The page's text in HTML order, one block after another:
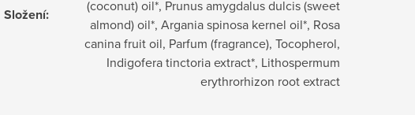
Složení:
(coconut) oil*, Prunus amygdalus dulcis (sweet
almond) oil*, Argania spinosa kernel oil*, Rosa
canina fruit oil, Parfum (fragrance), Tocopherol,
Indigofera tinctoria extract*, Lithospermum
erythrorhizon root extract